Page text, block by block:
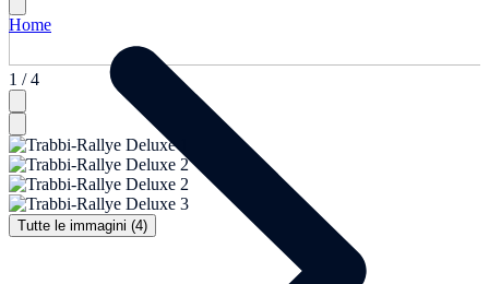
1 / 4
Tutte le immagini (4)
Home